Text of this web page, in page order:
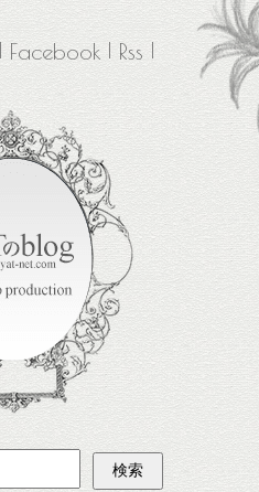
Facebook Rss